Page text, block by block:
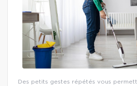
Des petits gestes répétés vous